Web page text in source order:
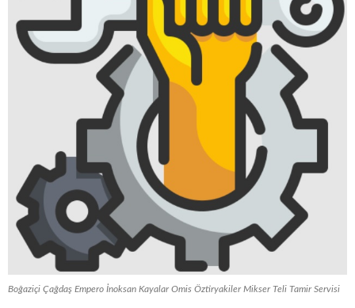
Boğaziçi Çağdaş Empero İnoksan Kayalar Omis Öztiryakiler Mikser Teli Tamir Servisi